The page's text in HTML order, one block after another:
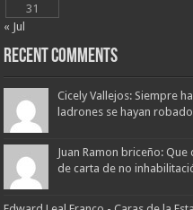
31
« Jul
Recent Comments
Cicely Vallejos: Siempre
ladrones se hayan
Juan Ramon briceño:
de carta de no